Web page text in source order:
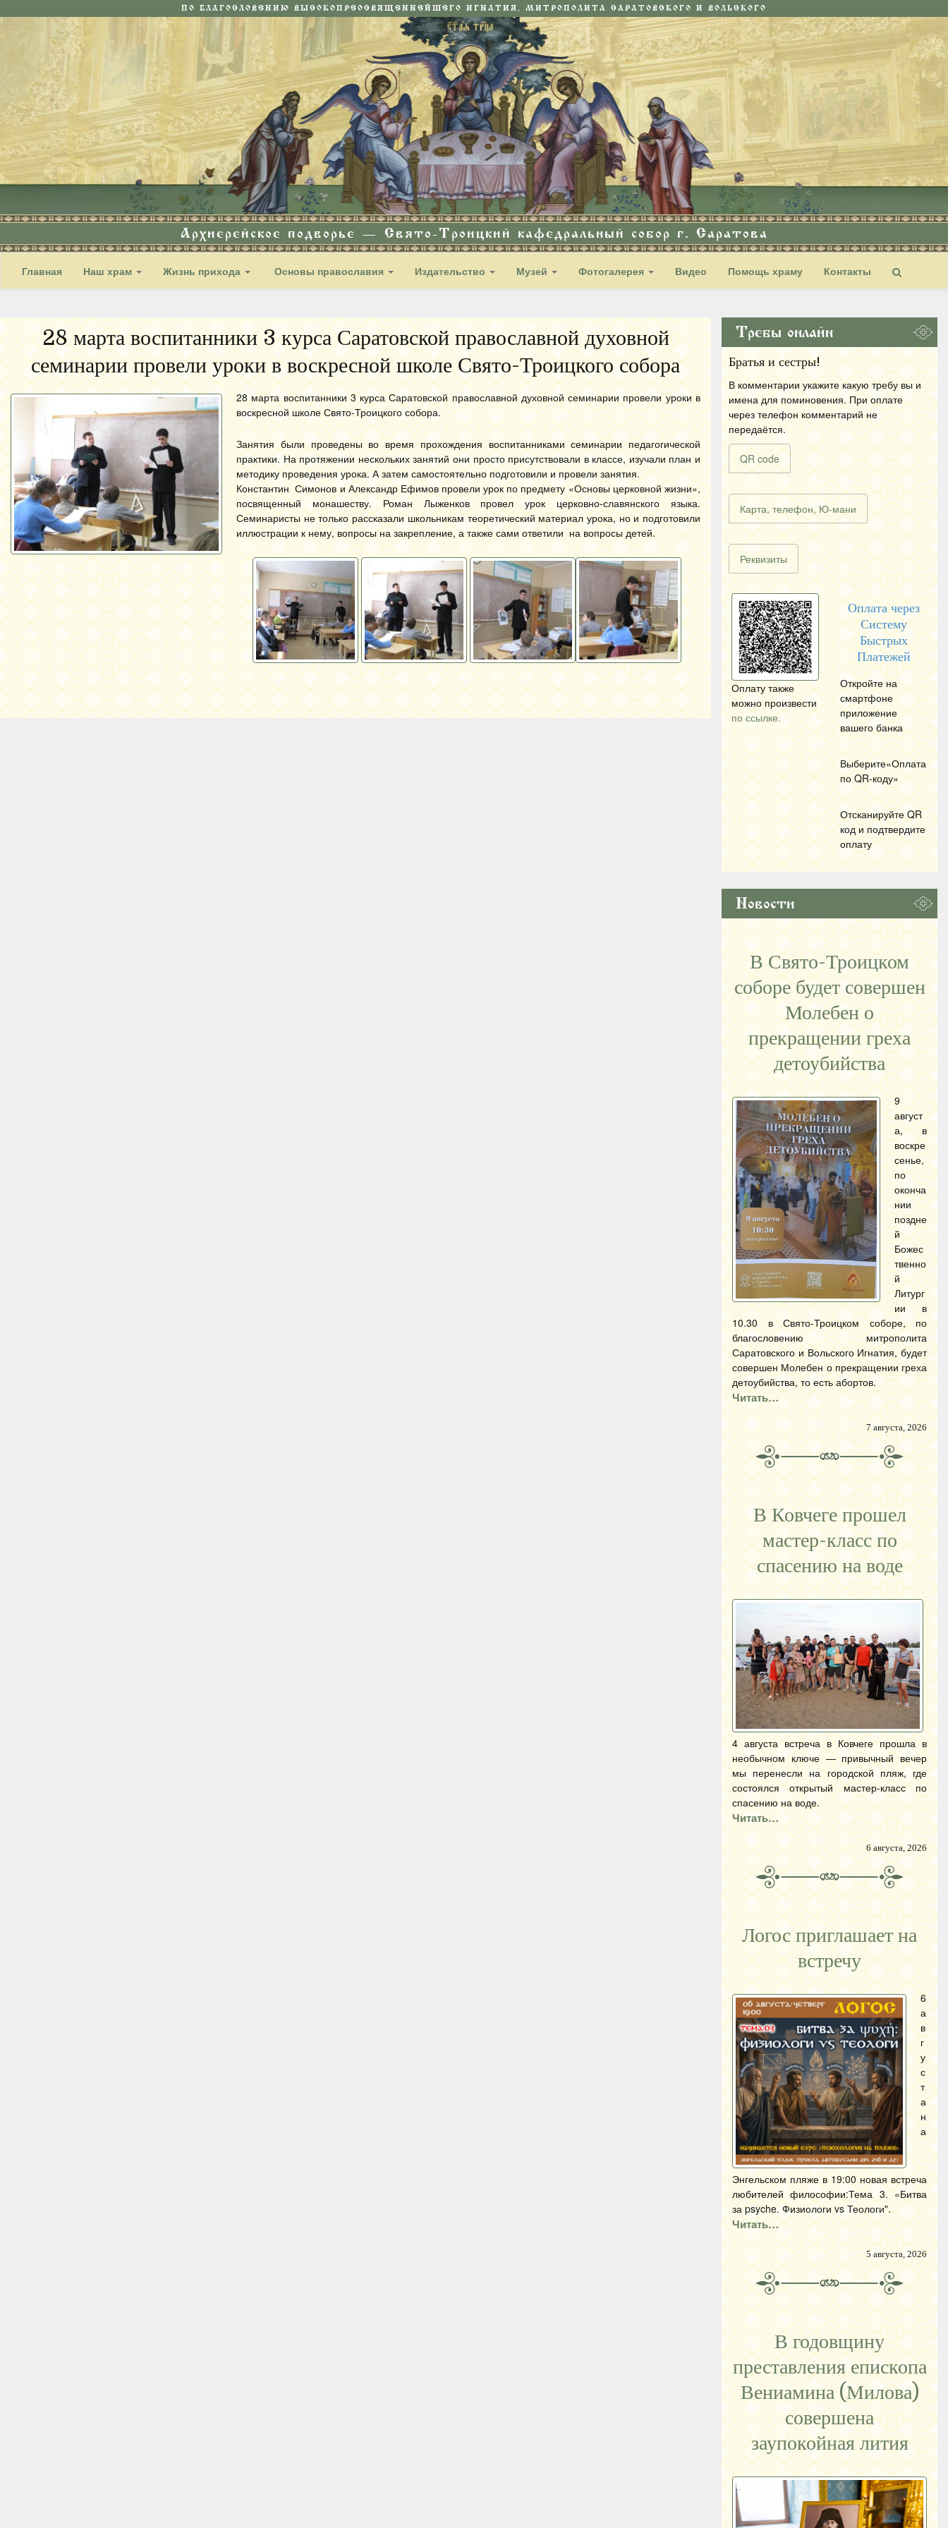
ПО БЛАГОСЛОВЕНИЮ ВЫСОКОПРЕОСВЯЩЕННЕЙШЕГО ИГНАТИЯ, МИТРОПОЛИТА САРАТОВСКОГО И ВОЛЬСКОГО
Архиерейское подворье — Свято-Троицкий кафедральный собор г. Саратова
Главная Наш храм Жизнь прихода Основы православия Издательство Музей Фотогалерея Видео Помощь храму Контакты
28 марта воспитанники 3 курса Саратовской православной духовной
семинарии провели уроки в воскресной школе Свято-Троицкого собора
28 марта воспитанники 3 курса Саратовской православной духовной семинарии провели уроки в
воскресной школе Свято-Троицкого собора.
Занятия были проведены во время прохождения воспитанниками семинарии педагогической
практики. На протяжении нескольких занятий они просто присутствовали в классе, изучали план и
методику проведения урока. А затем самостоятельно подготовили и провели занятия.
Константин Симонов и Александр Ефимов провели урок по предмету «Основы церковной жизни»,
посвященный монашеству. Роман Лыженков провел урок церковно-славянского языка.
Семинаристы не только рассказали школьникам теоретический материал урока, но и подготовили
иллюстрации к нему, вопросы на закрепление, а также сами ответили на вопросы детей.
Требы онлайн
Братья и сестры!
В комментарии укажите какую требу вы и
имена для поминовения. При оплате
через телефон комментарий не
передаётся.
QR code
Карта, телефон, Ю-мани
Реквизиты
Оплату также
можно произвести
по ссылке.
Оплата через
Систему
Быстрых
Платежей
Откройте на
смартфоне
приложение
вашего банка
Выберите«Оплата
по QR-коду»
Отсканируйте QR
код и подтвердите
оплату
Новости
В Свято-Троицком
соборе будет совершен
Молебен о
прекращении греха
детоубийства
9
август
а, в
воскре
сенье,
по
оконча
нии
поздне
й
Божес
твенно
й
Литург
ии в
10.30 в Свято-Троицком соборе, по
благословению митрополита
Саратовского и Вольского Игнатия, будет
совершен Молебен о прекращении греха
детоубийства, то есть абортов.
Читать…
7 августа, 2026
В Ковчеге прошел
мастер-класс по
спасению на воде
4 августа встреча в Ковчеге прошла в
необычном ключе — привычный вечер
мы перенесли на городской пляж, где
состоялся открытый мастер-класс по
спасению на воде.
Читать…
6 августа, 2026
Логос приглашает на
встречу
6
а
в
г
у
с
т
а
н
а
Энгельском пляже в 19:00 новая встреча
любителей философии:Тема 3. «Битва
за psyche. Физиологи vs Теологи".
Читать…
5 августа, 2026
В годовщину
преставления епископа
Вениамина (Милова)
совершена
заупокойная лития